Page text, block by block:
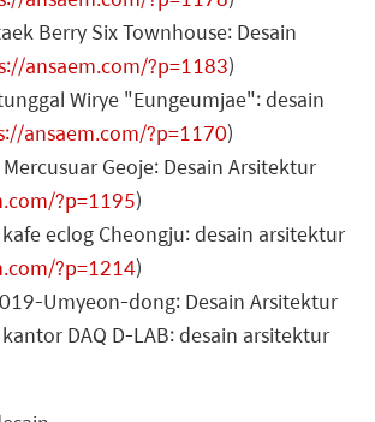
Berry Six Townhouse: Desain
ansaem.com/?p=1183)
Wirye "Eungeumjae": desain
ansaem.com/?p=1170)
Geoje: Desain Arsitektur
?p=1195)
eclog Cheongju: desain arsitektur
?p=1214)
Umyeon-dong: Desain Arsitektur
DAQ D-LAB: desain arsitektur